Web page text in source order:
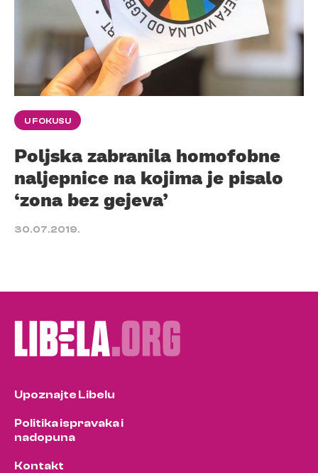
U FOKUSU
Poljska zabranila homofobne
naljepnice na kojima je pisalo
‘zona bez gejeva’
30.07.2019.
Upoznajte Libelu
Politika ispravaka i
nadopuna
Kontakt